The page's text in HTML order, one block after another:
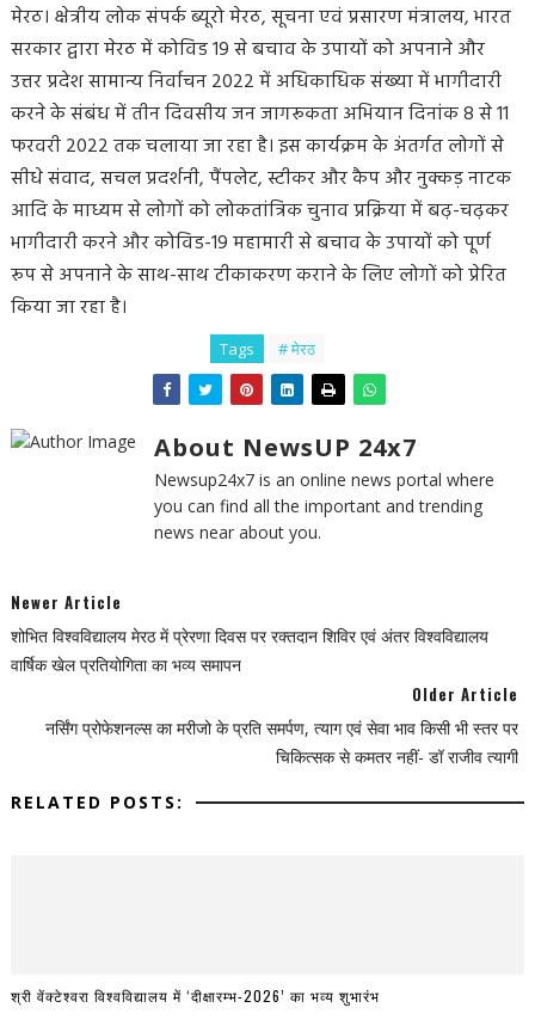
मेरठ। क्षेत्रीय लोक संपर्क ब्यूरो मेरठ, सूचना एवं प्रसारण मंत्रालय, भारत
सरकार द्वारा मेरठ में कोविड 19 से बचाव के उपायों को अपनाने और
उत्तर प्रदेश सामान्य निर्वाचन 2022 में अधिकाधिक संख्या में भागीदारी
करने के संबंध में तीन दिवसीय जन जागरूकता अभियान दिनांक 8 से 11
फरवरी 2022 तक चलाया जा रहा है। इस कार्यक्रम के अंतर्गत लोगों से
सीधे संवाद, सचल प्रदर्शनी, पैंपलेट, स्टीकर और कैप और नुक्कड़ नाटक
आदि के माध्यम से लोगों को लोकतांत्रिक चुनाव प्रक्रिया में बढ़-चढ़कर
भागीदारी करने और कोविड-19 महामारी से बचाव के उपायों को पूर्ण
रूप से अपनाने के साथ-साथ टीकाकरण कराने के लिए लोगों को प्रेरित
किया जा रहा है।
Tags # मेरठ
About NewsUP 24x7
Newsup24x7 is an online news portal where
you can find all the important and trending
news near about you.
Newer Article
शोभित विश्वविद्यालय मेरठ में प्रेरणा दिवस पर रक्तदान शिविर एवं अंतर विश्वविद्यालय
वार्षिक खेल प्रतियोगिता का भव्य समापन
Older Article
नर्सिंग प्रोफेशनल्स का मरीजो के प्रति समर्पण, त्याग एवं सेवा भाव किसी भी स्तर पर
चिकित्सक से कमतर नहीं- डॉ राजीव त्यागी
RELATED POSTS:
श्री वेंक्टेश्वरा विश्वविद्यालय में ‘दीक्षारम्भ-2026’ का भव्य शुभारंभ